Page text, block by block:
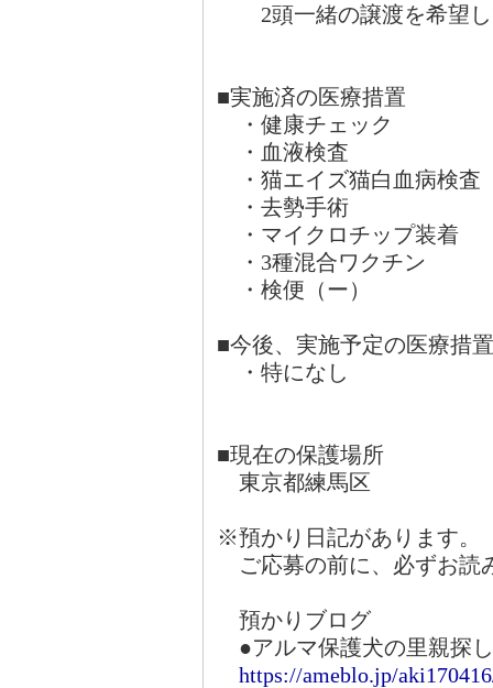
2頭一緒の譲渡を希望し
■実施済の医療措置
・健康チェック
・血液検査
・猫エイズ猫白血病検査
・去勢手術
・マイクロチップ装着
・3種混合ワクチン
・検便（ー）
■今後、実施予定の医療
・特になし
■現在の保護場所
東京都練馬区
※預かり日記があります。
ご応募の前に、必ずお読
預かりブログ
●アルマ保護犬の里親探
https://ameblo.jp/